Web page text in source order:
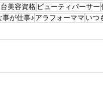
美容資格 ビューティパーサー
事が仕事♪ アラフォーママ いつ